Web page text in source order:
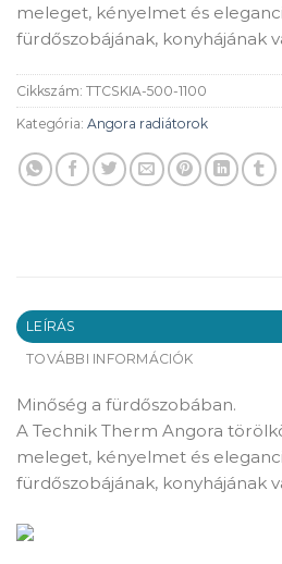
meleget, kényelmet és
fürdőszobájának, konyhájának
Cikkszám: TTCSKIA-500-1100
Kategória: Angora radiátorok
LEÍRÁS
TOVÁBBI INFORMÁCIÓK
Minőség a fürdőszobában.
A Technik Therm Angora
meleget, kényelmet és
fürdőszobájának, konyhájának